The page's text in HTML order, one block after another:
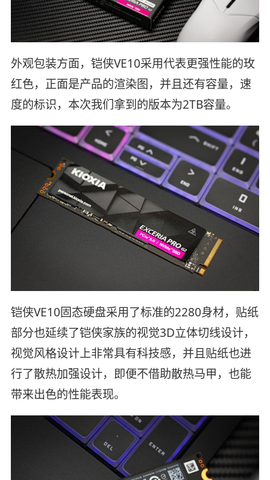
外观包装方面，铠侠VE10采用代表更强性能的玫
红色，正面是产品的渲染图，并且还有容量，速
度的标识，本次我们拿到的版本为2TB容量。
铠侠VE10固态硬盘采用了标准的2280身材，贴纸
部分也延续了铠侠家族的视觉3D立体切线设计，
视觉风格设计上非常具有科技感，并且贴纸也进
行了散热加强设计，即便不借助散热马甲，也能
带来出色的性能表现。